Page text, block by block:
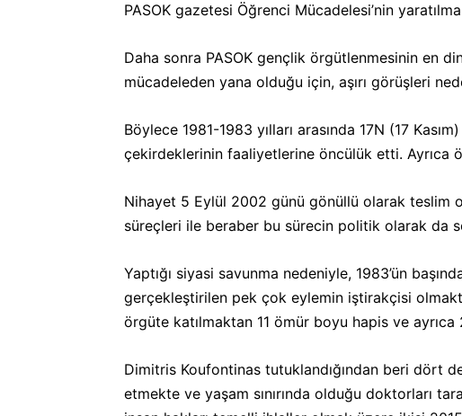
PASOK gazetesi Öğrenci Mücadelesi’nin
Daha sonra PASOK gençlik örgütlenmesinin en
mücadeleden yana olduğu için, aşırı görüşleri
Böylece 1981-1983 yılları arasında 17N (17
çekirdeklerinin faaliyetlerine öncülük etti. Ayrıca
Nihayet 5 Eylül 2002 günü gönüllü olarak teslim
süreçleri ile beraber bu sürecin politik olarak da
Yaptığı siyasi savunma nedeniyle, 1983’ün
gerçekleştirilen pek çok eylemin iştirakçisi
örgüte katılmaktan 11 ömür boyu hapis ve ayrıca
Dimitris Koufontinas tutuklandığından beri dört
etmekte ve yaşam sınırında olduğu doktorları